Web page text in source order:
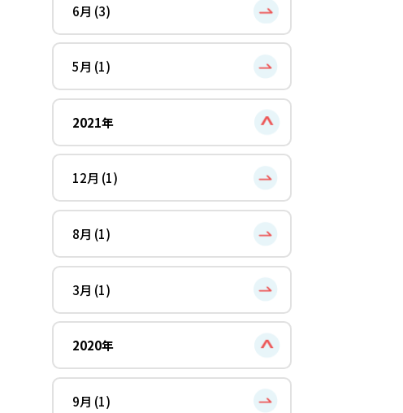
6月 (3)
5月 (1)
2021年
12月 (1)
8月 (1)
3月 (1)
2020年
9月 (1)